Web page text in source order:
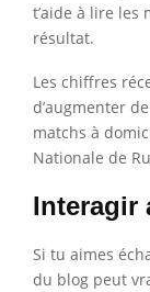
t’aide à lire les
résultat.
Les chiffres
d’augmenter
matchs à
Nationale de
Interagir
Si tu aimes
du blog peut